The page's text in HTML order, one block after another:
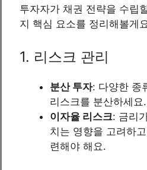
투자자가 채권 전략을 수립
지 핵심 요소를 정리해볼게
1. 리스크 관리
분산 투자: 다양한 종
리스크를 분산하세요.
이자율 리스크: 금리
치는 영향을 고려하
련해야 해요.